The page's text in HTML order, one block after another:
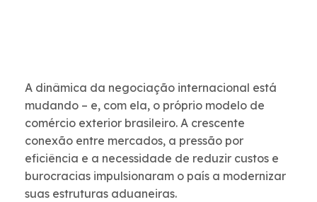
A dinâmica da negociação internacional está
mudando – e, com ela, o próprio modelo de
comércio exterior brasileiro. A crescente
conexão entre mercados, a pressão por
eficiência e a necessidade de reduzir custos e
burocracias impulsionaram o país a modernizar
suas estruturas aduaneiras.